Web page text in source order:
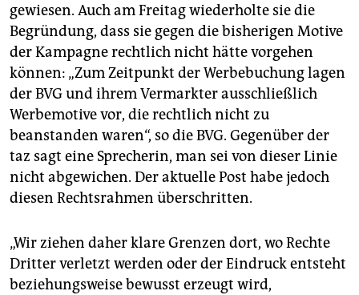
gewiesen. Auch am Freitag wiederholte sie die
Begründung, dass sie gegen die bisherigen Motive
der Kampagne rechtlich nicht hätte vorgehen
können: „Zum Zeitpunkt der Werbebuchung lagen
der BVG und ihrem Vermarkter ausschließlich
Werbemotive vor, die rechtlich nicht zu
beanstanden waren“, so die BVG. Gegenüber der
taz sagt eine Sprecherin, man sei von dieser Linie
nicht abgewichen. Der aktuelle Post habe jedoch
diesen Rechtsrahmen überschritten.
„Wir ziehen daher klare Grenzen dort, wo Rechte
Dritter verletzt werden oder der Eindruck entsteht
beziehungsweise bewusst erzeugt wird,